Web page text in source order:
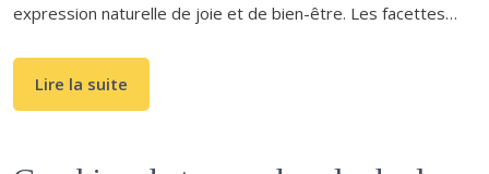
expression naturelle de joie et de bien-être. Les facettes…
Lire la suite